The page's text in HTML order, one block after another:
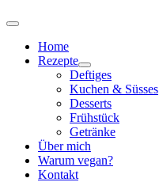
Home
Rezepte
Show
sub
menu
Deftiges
Kuchen & Süsses
Desserts
Frühstück
Getränke
Über mich
Warum vegan?
Kontakt